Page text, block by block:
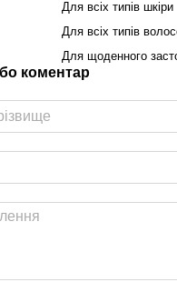
Для всіх типів шкіри
Для всіх типів
Для щоденного
коментар